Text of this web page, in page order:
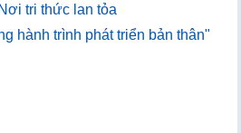
tri thức lan tỏa
hành trình phát triển bản thân"